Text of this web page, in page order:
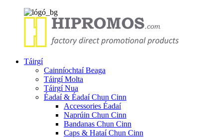
Táirgí
Cainníochtaí Beaga
Táirgí Molta
Táirgí Nua
Éadaí & Éadaí Chun Cinn
Accessories Éadaí
Naprúin Chun Cinn
Bandanas Chun Cinn
Caps & Hataí Chun Cinn